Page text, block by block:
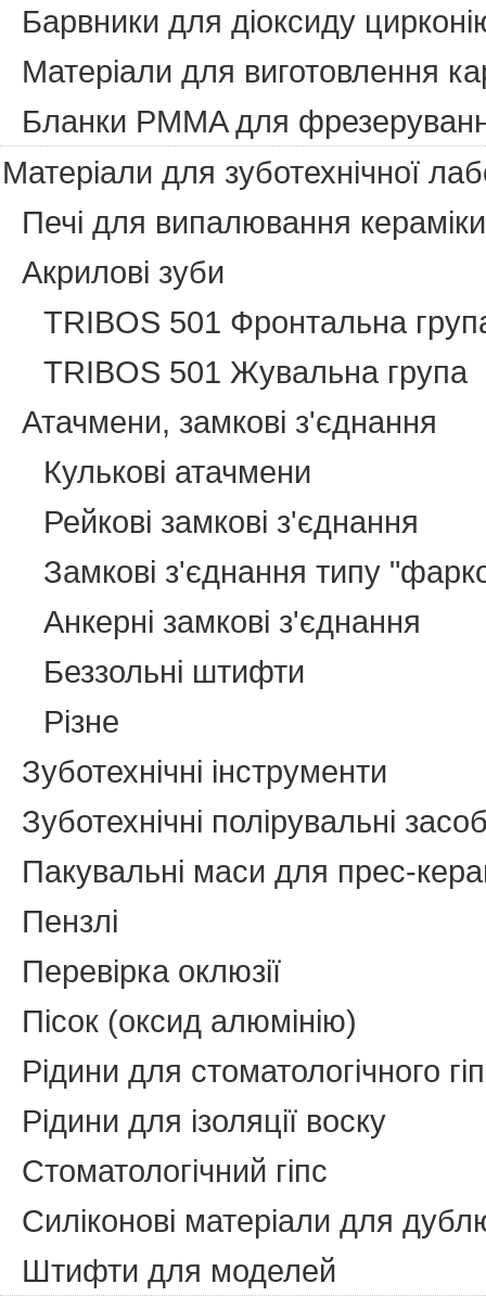
Барвники для діоксиду
Матеріали для виготовлення
Бланки PMMA для
Матеріали для зуботехнічної
Печі для випалювання кераміки
Акрилові зуби
TRIBOS 501 Фронтальна
TRIBOS 501 Жувальна група
Атачмени, замкові з'єднання
Кулькові атачмени
Рейкові замкові з'єднання
Замкові з'єднання типу
Анкерні замкові з'єднання
Беззольні штифти
Різне
Зуботехнічні інструменти
Зуботехнічні полірувальні
Пакувальні маси для прес-
Пензлі
Перевірка оклюзії
Пісок (оксид алюмінію)
Рідини для стоматологічного
Рідини для ізоляції воску
Стоматологічний гіпс
Силіконові матеріали для
Штифти для моделей